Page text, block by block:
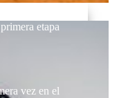
etapa
vez en el